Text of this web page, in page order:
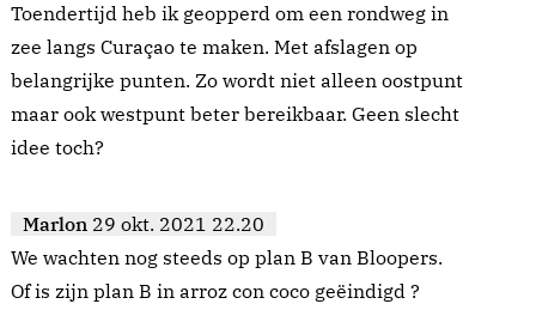
Toendertijd heb ik geopperd om een rondweg in
zee langs Curaçao te maken. Met afslagen op
belangrijke punten. Zo wordt niet alleen oostpunt
maar ook westpunt beter bereikbaar. Geen slecht
idee toch?
Marlon 29 okt. 2021 22.20
We wachten nog steeds op plan B van Bloopers.
Of is zijn plan B in arroz con coco geëindigd ?